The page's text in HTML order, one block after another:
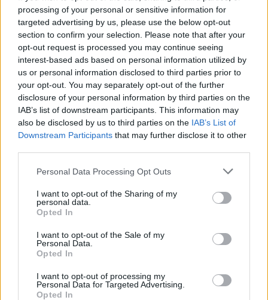
processing of your personal or sensitive information for
targeted advertising by us, please use the below opt-out
section to confirm your selection. Please note that after your
opt-out request is processed you may continue seeing
interest-based ads based on personal information utilized by
us or personal information disclosed to third parties prior to
your opt-out. You may separately opt-out of the further
disclosure of your personal information by third parties on the
IAB’s list of downstream participants. This information may
also be disclosed by us to third parties on the IAB’s List of
Downstream Participants that may further disclose it to other
Please note that this website/app uses one or more Google
not limited to your visit or usage behaviour. You may click to
grant or deny consent to Google and its third-party tags to
use your data for below specified purposes in below Google
consent section.
Personal Data Processing Opt Outs
I want to opt-out of the Sharing of my
personal data.
Opted In
I want to opt-out of the Sale of my
Personal Data.
Opted In
I want to opt-out of processing my
Personal Data for Targeted Advertising.
Opted In
Le indagini proseguiranno con l’acquisizione delle
testimonianze dei sopravvissuti e con gli
accertamenti tecnici sul veicolo e sul tratto
stradale. Il caso rimane aperto sotto il profilo
giudiziario e amministrativo, mentre Paderno
Dugnano e i paesi vicini elaborano il lutto per la
perdita di tre giovani vite.
Marco Tessari
Marco Tessari, giornalista trentino
segue da anni Coppa del Mondo di sci,
Olimpiadi invernali e alpinismo; racconta gare,
atleti e cultura della montagna con
competenza tecnica e passione per le terre
alte.